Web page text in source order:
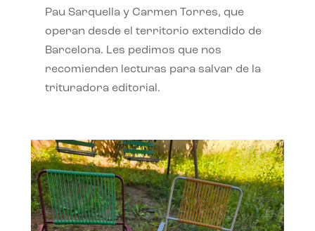
Pau Sarquella y Carmen Torres, que
operan desde el territorio extendido de
Barcelona. Les pedimos que nos
recomienden lecturas para salvar de la
trituradora editorial.